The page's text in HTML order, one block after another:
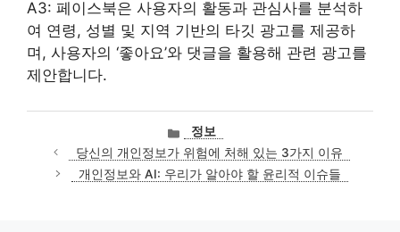
A3: 페이스북은 사용자의 활동과 관심사를 분석하
여 연령, 성별 및 지역 기반의 타깃 광고를 제공하
며, 사용자의 ‘좋아요’와 댓글을 활용해 관련 광고를
제안합니다.
카
테
고
리
정보
당신의 개인정보가 위험에 처해 있는 3가지 이유
개인정보와 AI: 우리가 알아야 할 윤리적 이슈들